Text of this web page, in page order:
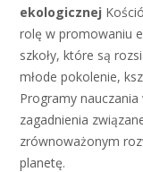
ekologicznej
rolę w promowaniu
szkoły, które są
młode pokolenie,
Programy
zagadnienia
zrównoważonym
planetę.